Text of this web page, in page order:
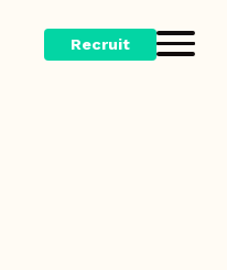
Recruit